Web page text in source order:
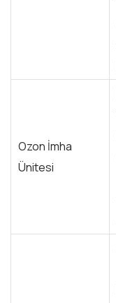
Ozon İmha
Ünitesi